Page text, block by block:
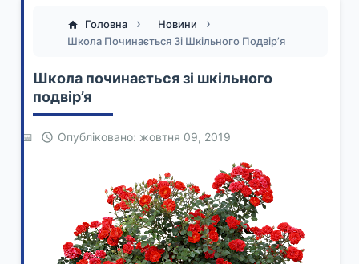
Головна
Новини
Школа Починається Зі Шкільного Подвір’я
Школа починається зі шкільного
подвір’я
Опубліковано: жовтня 09, 2019